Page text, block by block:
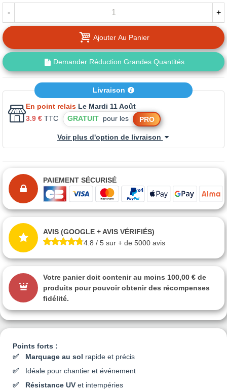
Points forts :
Marquage au sol rapide et précis
Idéale pour chantier et événement
Résistance UV et intempéries
- +
Ajouter Au Panier
Demander Réduction Grandes Quantités
Livraison
En point relais Le Mardi 11 Août
3.9 € TTC GRATUIT pour les PRO
Voir plus d'option de livraison
PAIEMENT SÉCURISÉ
AVIS (GOOGLE + AVIS VÉRIFIÉS)
4.8 / 5 sur + de 5000 avis
Votre panier doit contenir au moins 100,00 € de
produits pour pouvoir obtenir des récompenses
fidélité.